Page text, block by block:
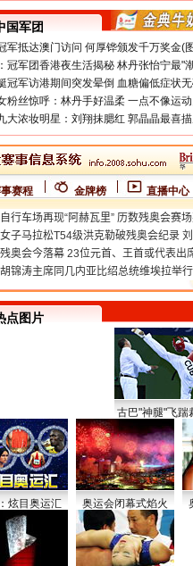
国军团
军抵达澳门访问 何厚铧颁发千万奖金(
冠军团香港夜生活揭秘 林丹张怡宁最"
冠军访港期间突发晕倒 血糖偏低症状
粉丝惊呼：林丹手好温柔 一点不像运
大浓妆明星：刘翔抹腮红 郭晶晶最喜
赛程 金牌榜 直播中心
点图片
古巴"神腿"飞踹
炫目奥运汇 奥运会闭幕式焰火